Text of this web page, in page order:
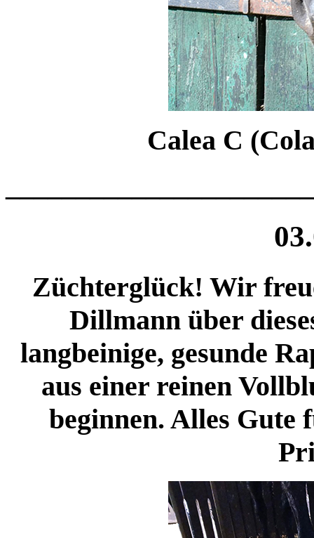
Calea C
Züchterglück! Wir
Dillmann über
langbeinige, gesunde
aus einer reinen
beginnen. Alles Gute